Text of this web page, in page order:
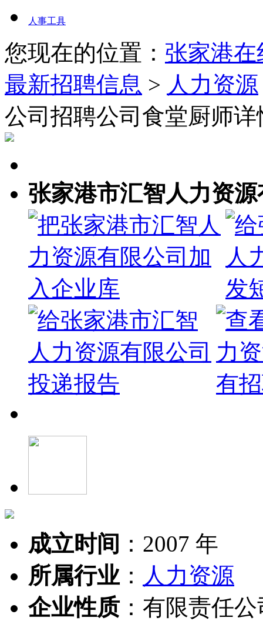
人事工具
您现在的位置： 张家港
最新招聘信息 > 人力资源
公司招聘公司食堂厨师详
张家港市汇智人力资
成立时间 ： 2007 年
所属行业： 人力资源
企业性质： 有限责任公